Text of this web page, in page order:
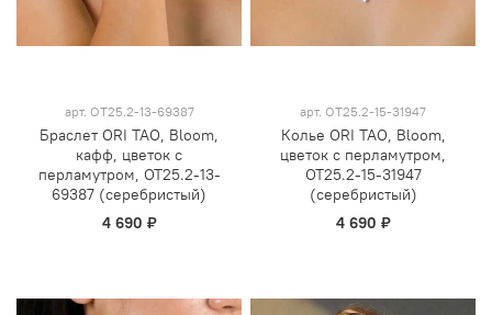
арт. OT25.2-13-69387
Браслет ORI TAO, Bloom,
кафф, цветок с
перламутром, OT25.2-13-
69387 (серебристый)
4 690 ₽
арт. OT25.2-15-31947
Колье ORI TAO, Bloom,
цветок с перламутром,
OT25.2-15-31947
(серебристый)
4 690 ₽